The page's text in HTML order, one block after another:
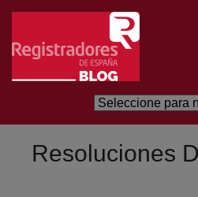
Salta al contingut principal
Resoluciones